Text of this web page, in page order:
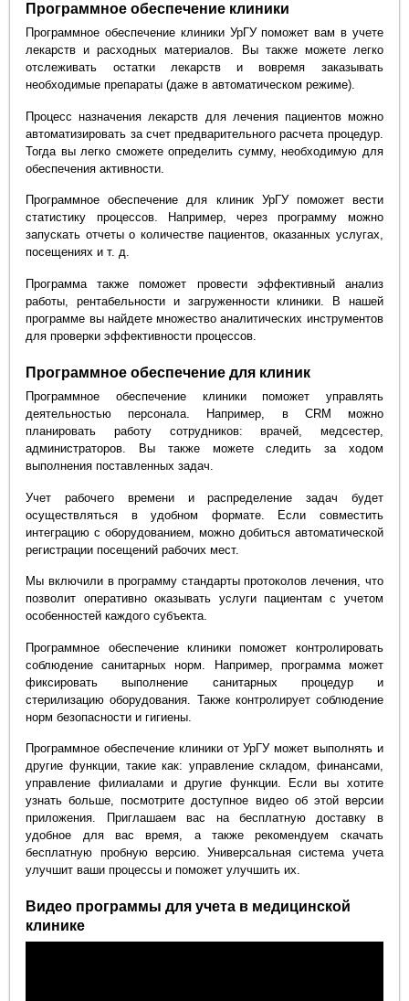
Программное обеспечение клиники
Программное обеспечение клиники УрГУ поможет вам в учете
лекарств и расходных материалов. Вы также можете легко
отслеживать остатки лекарств и вовремя заказывать
необходимые препараты (даже в автоматическом режиме).
Процесс назначения лекарств для лечения пациентов можно
автоматизировать за счет предварительного расчета процедур.
Тогда вы легко сможете определить сумму, необходимую для
обеспечения активности.
Программное обеспечение для клиник УрГУ поможет вести
статистику процессов. Например, через программу можно
запускать отчеты о количестве пациентов, оказанных услугах,
посещениях и т. д.
Программа также поможет провести эффективный анализ
работы, рентабельности и загруженности клиники. В нашей
программе вы найдете множество аналитических инструментов
для проверки эффективности процессов.
Программное обеспечение для клиник
Программное обеспечение клиники поможет управлять
деятельностью персонала. Например, в CRM можно
планировать работу сотрудников: врачей, медсестер,
администраторов. Вы также можете следить за ходом
выполнения поставленных задач.
Учет рабочего времени и распределение задач будет
осуществляться в удобном формате. Если совместить
интеграцию с оборудованием, можно добиться автоматической
регистрации посещений рабочих мест.
Мы включили в программу стандарты протоколов лечения, что
позволит оперативно оказывать услуги пациентам с учетом
особенностей каждого субъекта.
Программное обеспечение клиники поможет контролировать
соблюдение санитарных норм. Например, программа может
фиксировать выполнение санитарных процедур и
стерилизацию оборудования. Также контролирует соблюдение
норм безопасности и гигиены.
Программное обеспечение клиники от УрГУ может выполнять и
другие функции, такие как: управление складом, финансами,
управление филиалами и другие функции. Если вы хотите
узнать больше, посмотрите доступное видео об этой версии
приложения. Приглашаем вас на бесплатную доставку в
удобное для вас время, а также рекомендуем скачать
бесплатную пробную версию. Универсальная система учета
улучшит ваши процессы и поможет улучшить их.
Видео программы для учета в медицинской
клинике